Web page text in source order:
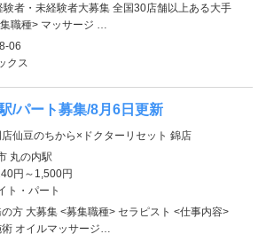
験者・未経験者大募集 全国30店舗以上ある大手
職種> マッサージ …
06
クス
/パート募集/8月6日更新
仙豆のちから×ドクターリセット 錦店
丸の内駅
円～1,500円
ト・パート
の方 大募集 <募集職種> セラピスト <仕事内容>
オイルマッサージ…